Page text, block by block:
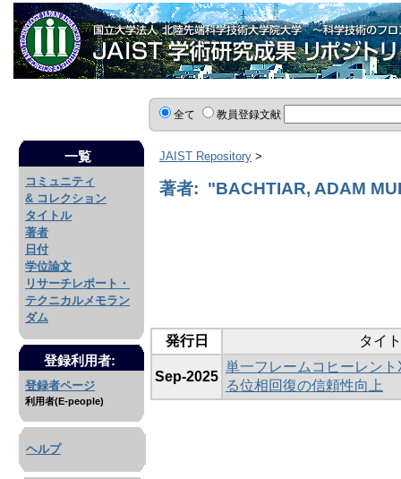
全て 教員登録文献
一覧
コミュニティ
& コレクション
タイトル
著者
日付
学位論文
リサーチレポート・
テクニカルメモラン
ダム
登録利用者:
登録者ページ
利用者(E-people)
ヘルプ
JAIST Repository >
著者: "BACHTIAR, ADAM
発行日 タイ
Sep-2025
単一フレームコヒーレン
る位相回復の信頼性向上